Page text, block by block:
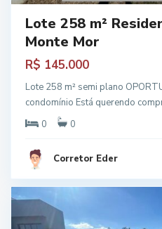
Lote 258 m²
Monte Mor
R$ 145.000
Lote 258 m² semi plano
condomínio Está querendo
0
0
Corretor Eder